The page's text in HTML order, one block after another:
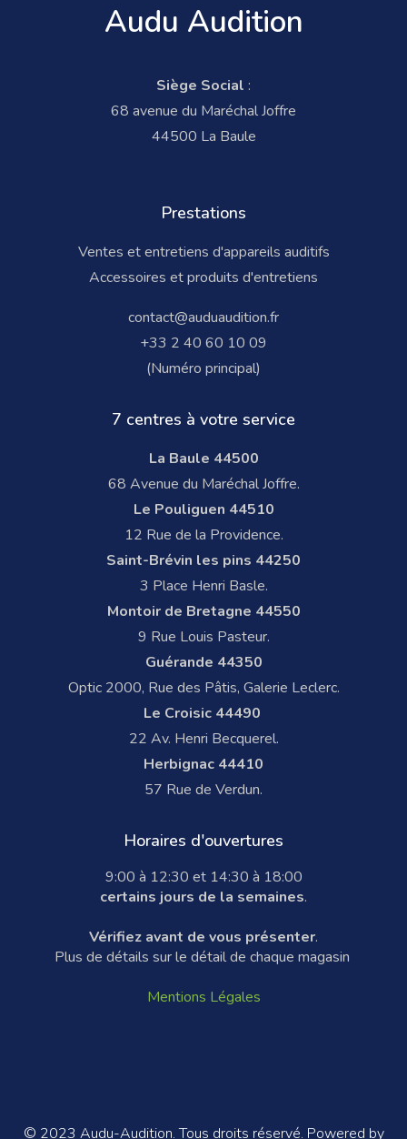
Audu Audition
Siège Social :
68 avenue du Maréchal Joffre
44500 La Baule
Prestations
Ventes et entretiens d'appareils auditifs
Accessoires et produits d'entretiens
contact@auduaudition.fr
+33 2 40 60 10 09
(Numéro principal)
7 centres à votre service
La Baule 44500
68 Avenue du Maréchal Joffre.
Le Pouliguen 44510
12 Rue de la Providence.
Saint-Brévin les pins 44250
3 Place Henri Basle.
Montoir de Bretagne 44550
9 Rue Louis Pasteur.
Guérande 44350
Optic 2000, Rue des Pâtis, Galerie Leclerc.
Le Croisic 44490
22 Av. Henri Becquerel.
Herbignac 44410
57 Rue de Verdun.
Horaires d'ouvertures
9:00 à 12:30 et 14:30 à 18:00
certains jours de la semaines.
Vérifiez avant de vous présenter.
Plus de détails sur le détail de chaque magasin
Mentions Légales
© 2023 Audu-Audition. Tous droits réservé. Powered by